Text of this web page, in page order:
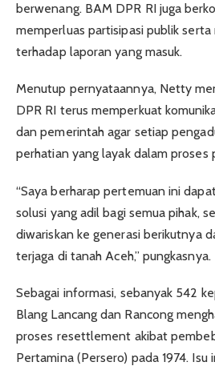
berwenang. BAM DPR RI juga
memperluas partisipasi publik
terhadap laporan yang masuk.
Menutup pernyataannya, Netty
DPR RI terus memperkuat
dan pemerintah agar setiap
perhatian yang layak dalam proses
“Saya berharap pertemuan ini
solusi yang adil bagi semua pihak,
diwariskan ke generasi berikutnya
terjaga di tanah Aceh,” pungkasnya.
Sebagai informasi, sebanyak 542
Blang Lancang dan Rancong
proses resettlement akibat
Pertamina (Persero) pada 1974.